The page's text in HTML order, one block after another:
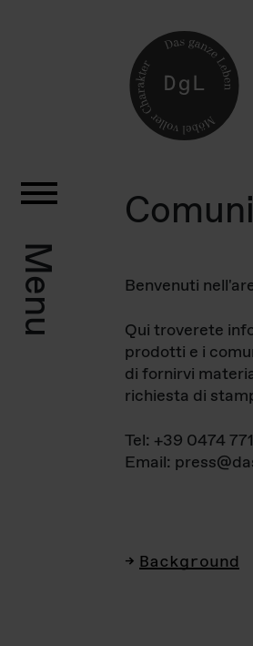
Menu Benvenuti
Qui troverete
prodotti e i
di fornirvi
richiesta di
Tel: +39 0474
Email:
Background